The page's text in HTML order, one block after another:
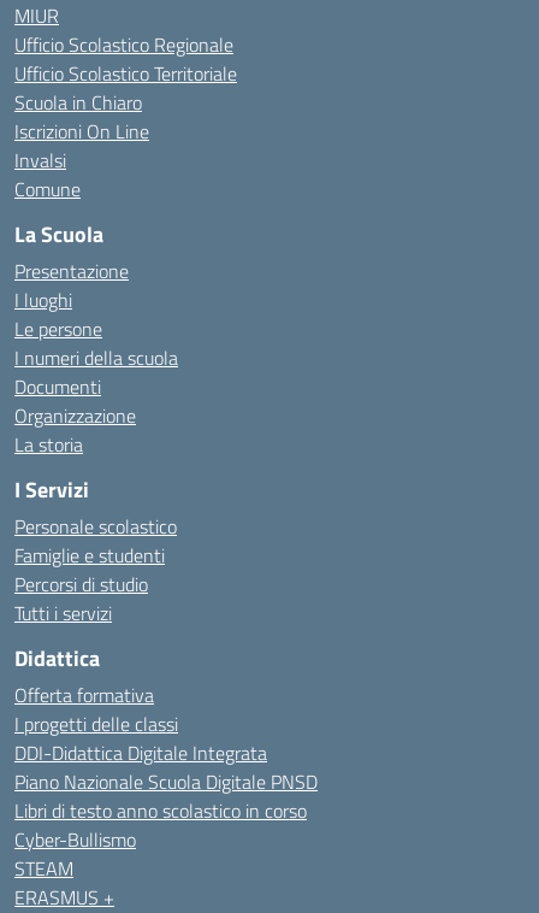
MIUR
Ufficio Scolastico Regionale
Ufficio Scolastico Territoriale
Scuola in Chiaro
Iscrizioni On Line
Invalsi
Comune
La Scuola
Presentazione
I luoghi
Le persone
I numeri della scuola
Documenti
Organizzazione
La storia
I Servizi
Personale scolastico
Famiglie e studenti
Percorsi di studio
Tutti i servizi
Didattica
Offerta formativa
I progetti delle classi
DDI-Didattica Digitale Integrata
Piano Nazionale Scuola Digitale PNSD
Libri di testo anno scolastico in corso
Cyber-Bullismo
STEAM
ERASMUS +